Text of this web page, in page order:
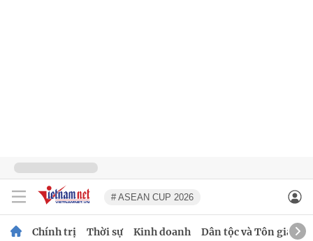
# ASEAN CUP 2026
Chính trị Thời sự Kinh doanh Dân tộc và Tôn giáo